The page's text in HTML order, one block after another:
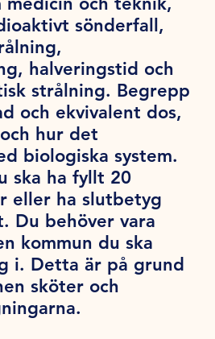
sönderfall,
halveringstid och
strålning. Begrepp
och ekvivalent dos,
hur det
biologiska system.
ska ha fyllt 20
eller ha slutbetyg
Du behöver vara
kommun du ska
i. Detta är på grund
sköter och